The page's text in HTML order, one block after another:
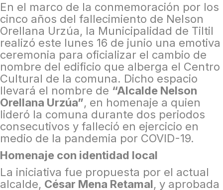
En el marco de la conmemoración por los
cinco años del fallecimiento de Nelson
Orellana Urzúa, la Municipalidad de Tiltil
realizó este lunes 16 de junio una emotiva
ceremonia para oficializar el cambio de
nombre del edificio que alberga el Centro
Cultural de la comuna. Dicho espacio
llevará el nombre de “Alcalde Nelson
Orellana Urzúa”, en homenaje a quien
lideró la comuna durante dos periodos
consecutivos y falleció en ejercicio en
medio de la pandemia por COVID-19.
Homenaje con identidad local
La iniciativa fue propuesta por el actual
alcalde, César Mena Retamal, y aprobada